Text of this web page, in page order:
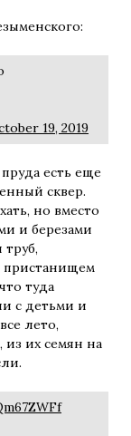
19, 2019
есть еще
сквер.
но вместо
и березами
пристанищем
туда
с детьми и
лето,
из их семян на